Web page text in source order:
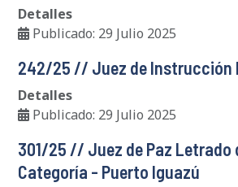
Detalles
Publicado: 29 Julio 2025
242/25 // Juez de Instrucción
Detalles
Publicado: 29 Julio 2025
301/25 // Juez de Paz Letrado
Categoría - Puerto Iguazú